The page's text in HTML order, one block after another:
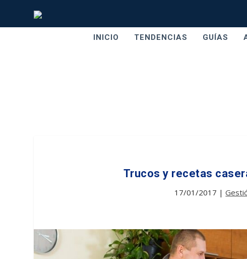
INICIO TENDENCIAS GUÍAS
Trucos y recetas
17/01/2017 |